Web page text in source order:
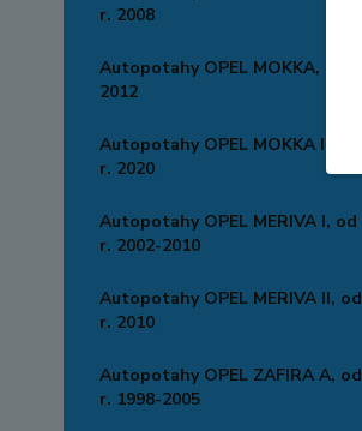
r. 2008
Autopotahy OPEL MOKKA, od r.
2012
Autopotahy OPEL MOKKA II, od
r. 2020
Autopotahy OPEL MERIVA I, od
r. 2002-2010
Autopotahy OPEL MERIVA II, od
r. 2010
Autopotahy OPEL ZAFIRA A, od
r. 1998-2005